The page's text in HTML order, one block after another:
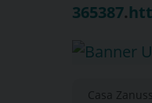
365387.
Casa Zanussi